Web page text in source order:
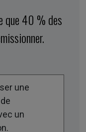
que 40 % des
une
un